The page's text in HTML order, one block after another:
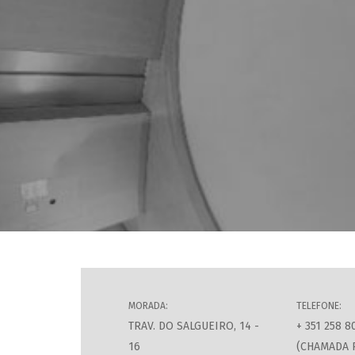
MORADA:
TRAV. DO SALGUEIRO, 14 -
16
TELEFONE:
+ 351 258
(CHAMADA